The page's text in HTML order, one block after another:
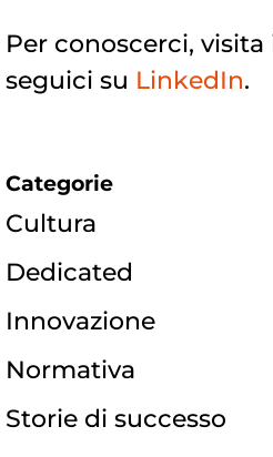
Per conoscerci,
seguici su LinkedIn.
Categorie
Cultura
Dedicated
Innovazione
Normativa
Storie di successo